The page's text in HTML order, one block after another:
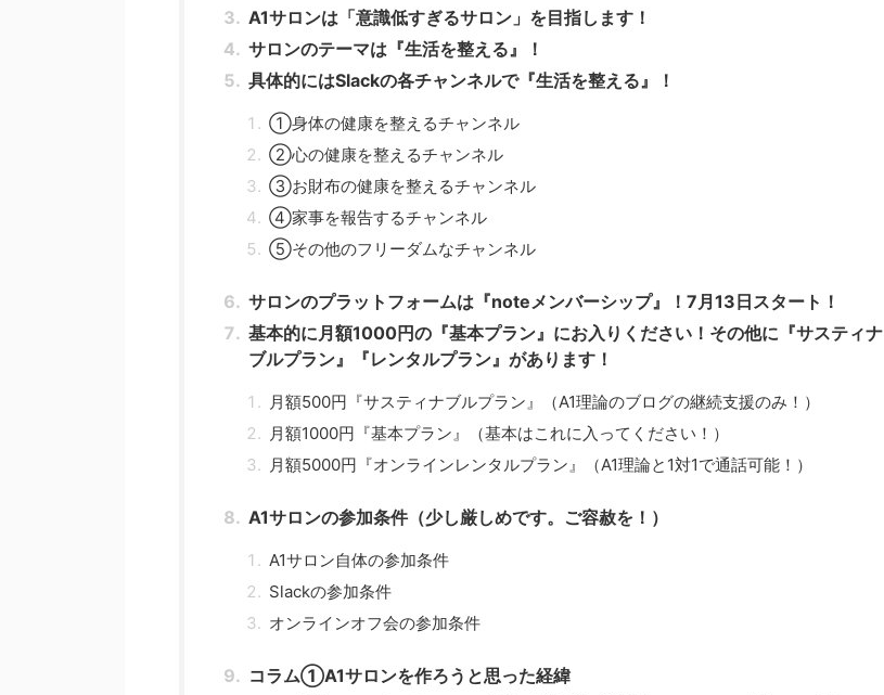
A1サロンは「意識低すぎるサロン」を目指します！
サロンのテーマは『生活を整える』！
具体的にはSlackの各チャンネルで『生活を整える』！
①身体の健康を整えるチャンネル
②心の健康を整えるチャンネル
③お財布の健康を整えるチャンネル
④家事を報告するチャンネル
⑤その他のフリーダムなチャンネル
サロンのプラットフォームは『noteメンバーシップ』！7月13日スタート！
基本的に月額1000円の『基本プラン』にお入りください！その他に『サスティナ
ブルプラン』『レンタルプラン』があります！
月額500円『サスティナブルプラン』（A1理論のブログの継続支援のみ！）
月額1000円『基本プラン』（基本はこれに入ってください！）
月額5000円『オンラインレンタルプラン』（A1理論と1対1で通話可能！）
A1サロンの参加条件（少し厳しめです。ご容赦を！）
A1サロン自体の参加条件
Slackの参加条件
オンラインオフ会の参加条件
コラム①A1サロンを作ろうと思った経緯